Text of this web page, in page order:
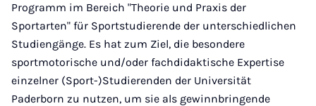
Programm im Bereich "Theorie und Praxis der
Sportarten" für Sportstudierende der unterschiedlichen
Studiengänge. Es hat zum Ziel, die besondere
sportmotorische und/oder fachdidaktische Expertise
einzelner (Sport-)Studierenden der Universität
Paderborn zu nutzen, um sie als gewinnbringende